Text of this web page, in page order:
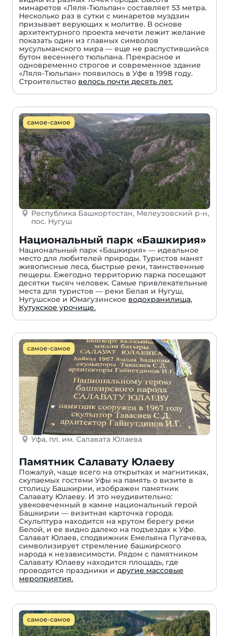
минаретов «Ляля-Тюльпан» составляет 53 метра.
Несколько раз в сутки с минаретов муэдзин
призывает верующих к молитве. В основе
архитектурного проекта мечети лежит желание
показать один из главных символов
мусульманского мира — еще не распустившийся
бутон весеннего тюльпана. Прекрасное и
одновременно строгое и современное здание
«Ляля-Тюльпан» появилось в Уфе в 1998 году.
Строительство велось почти десять лет.
самое-самое
Республика Башкортостан, Мелеузовский р-н,
пос. Нугуш
Национальный парк «Башкирия»
Национальный парк «Башкирия» — идеальное
место для любителей природы. Туристов манят
живописные леса, быстрые реки, таинственные
пещеры. Ежегодно территорию парка посещают
десятки тысяч человек. Самые привлекательные
места для туристов — реки Белая и Нугуш,
Нугушское и Юмагузинское водохранилища,
Кутукское урочище.
самое-самое
Уфа, пл. им. Салавата Юлаева
Памятник Салавату Юлаеву
Пожалуй, чаще всего на открытках и магнитиках,
скупаемых гостями Уфы на память о визите в
столицу Башкирии, изображен памятник
Салавату Юлаеву. И это неудивительно:
увековеченный в камне национальный герой
Башкирии — визитная карточка города.
Скульптура находится на крутом берегу реки
Белой, и ее видно далеко на подъездах к Уфе.
Салават Юлаев, сподвижник Емельяна Пугачева,
символизирует стремление башкирского
народа к независимости. Рядом с памятником
Салавату Юлаеву находится площадь, где
проводятся праздники и другие массовые
мероприятия.
самое-самое